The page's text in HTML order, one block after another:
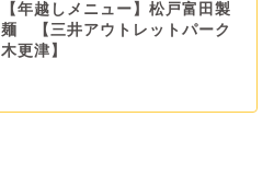
【年越しメニュー】松戸富田製
麺 【三井アウトレットパーク
木更津】